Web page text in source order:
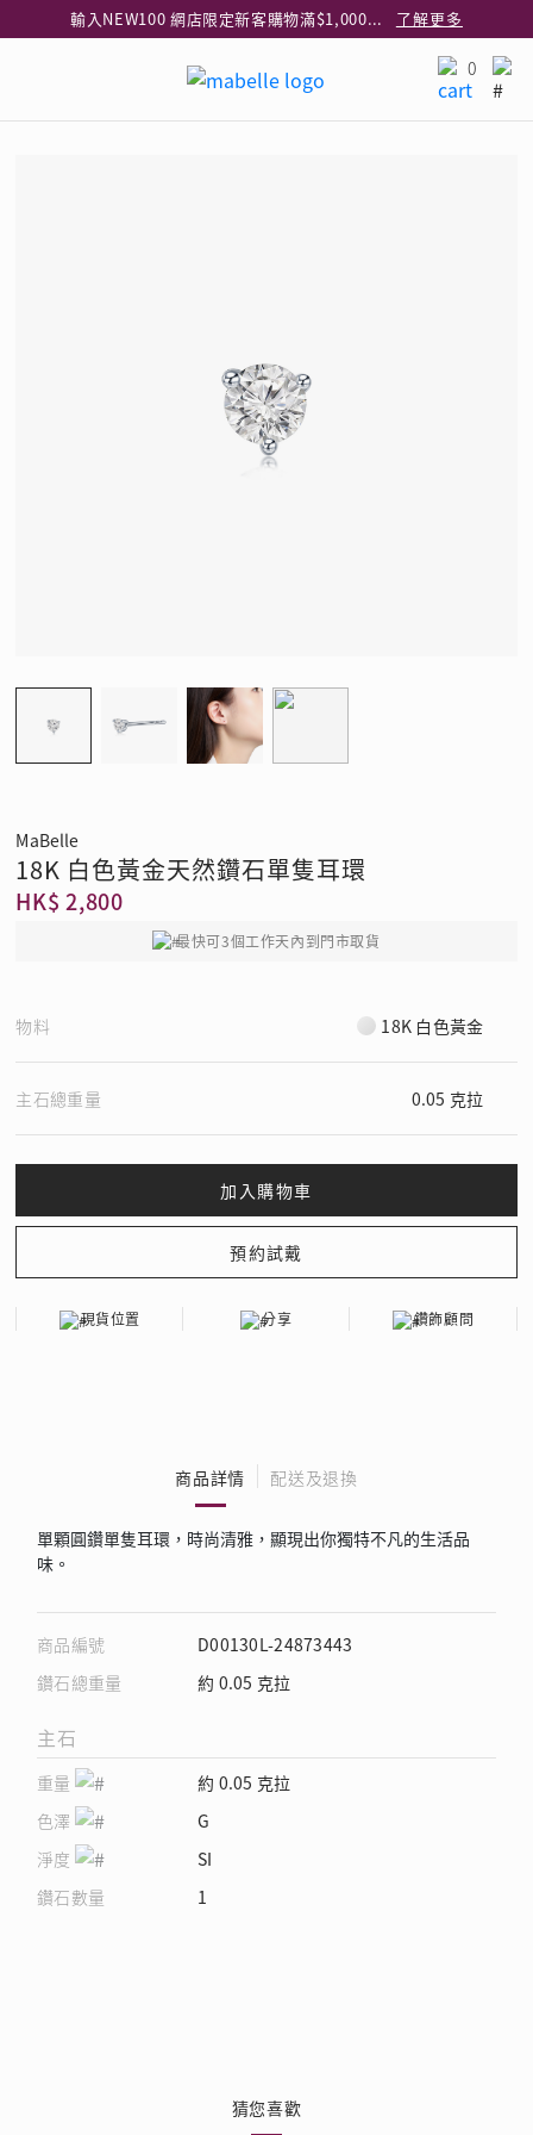
輸入NEW100 網店限定新客購物滿$1,000減$100
了解更多
指定純銀動物耳環2件享7折
0
MaBelle
18K 白色黃金天然鑽石單隻耳環
HK$ 2,800
最快可3個工作天內到門市取貨
物料 18K 白色黃金
主石總重量 0.05 克拉
現貨位置 分享 鑽飾顧問
商品詳情 配送及退換
單顆圓鑽單隻耳環，時尚清雅，顯現出你獨特不凡的生活品
味。
商品編號
D00130L-24873443
鑽石總重量
約 0.05 克拉
主石
重量
約 0.05 克拉
色澤
G
淨度
SI
鑽石數量
1
猜您喜歡